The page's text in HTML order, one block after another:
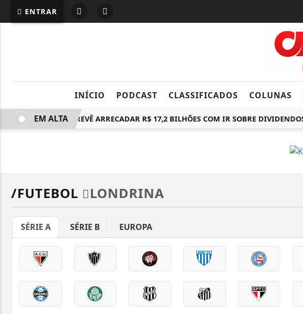
ENTRAR
INÍCIO PODCAST CLASSIFICADOS COLUNAS
RECEITA PREVÊ ARRECADAR R$ 17,2 BILHÕES COM IR SOBRE DIVIDENDOS
EM ALTA
/FUTEBOL LONDRINA
SÉRIE A SÉRIE B EUROPA